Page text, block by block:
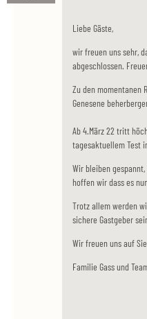
Liebe Gäste,
wir freuen uns sehr,
abgeschlossen.
Zu den momentanen
Genesene
Ab 4.März 22 tritt
tagesaktuellem Test
Wir bleiben
hoffen wir dass es
Trotz allem werden
sichere Gastgeber
Wir freuen uns auf Sie
Familie Gass und